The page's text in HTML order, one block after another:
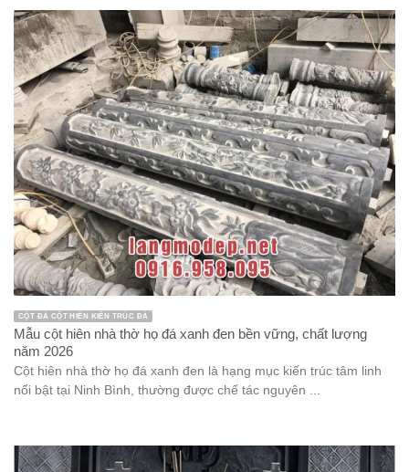
CỘT ĐÁ CỘT HIÊN KIẾN TRÚC ĐÁ
Mẫu cột hiên nhà thờ họ đá xanh đen bền vững, chất lượng
năm 2026
Cột hiên nhà thờ họ đá xanh đen là hạng mục kiến trúc tâm linh
nổi bật tại Ninh Bình, thường được chế tác nguyên ...